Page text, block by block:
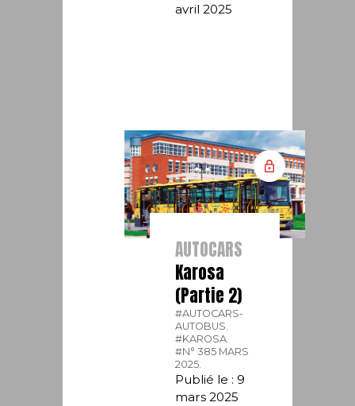
avril 2025
AUTOCARS
Karosa
(Partie 2)
#AUTOCARS-
AUTOBUS.
#KAROSA.
#N° 385 MARS
2025.
Publié le : 9
mars 2025